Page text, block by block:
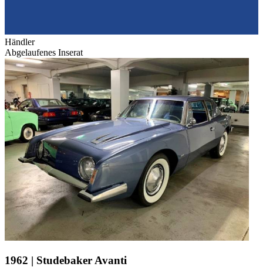
Händler
Abgelaufenes Inserat
1962 | Studebaker Avanti